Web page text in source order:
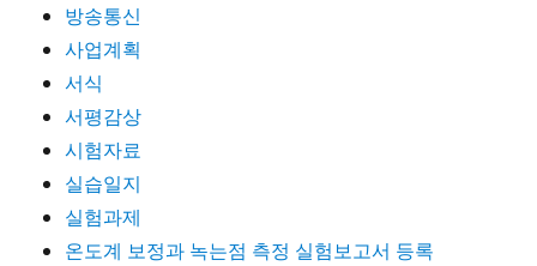
방송통신
사업계획
서식
서평감상
시험자료
실습일지
실험과제
온도계 보정과 녹는점 측정 실험보고서 등록